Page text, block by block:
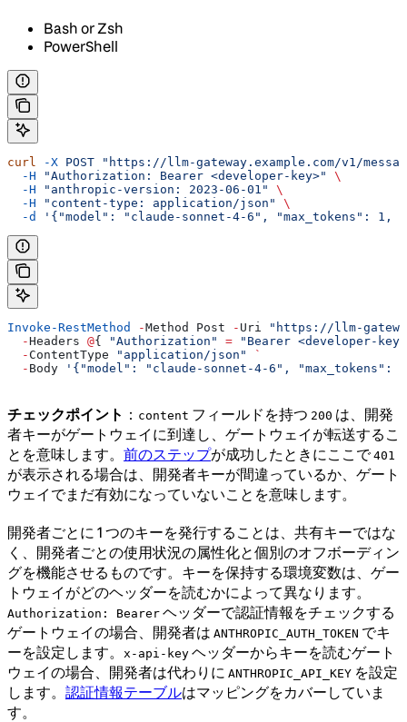
Bash or Zsh
PowerShell
curl -X POST "https://llm-gateway.example.com/v1/
  -H
"Authorization: Bearer <developer-key>"
\
  -H
"anthropic-version: 2023-06-01"
\
  -H
"content-type: application/json"
\
  -d
'{"model": "claude-sonnet-4-6", "max_tokens":
Invoke-RestMethod -Method Post - Uri
"https://llm-
  -
Headers @{ "Authorization" = "Bearer <developer-
  -
ContentType "application/json"
`
  -
Body '{"model": "claude-sonnet-4-6",
チェックポイント ： content フィールドを持つ 200 は、開発
者キーがゲートウェイに到達し、ゲートウェイが転送するこ
とを意味します。 前のステップが成功したときにここで401
が表示される場合は、開発者キーが間違っているか、ゲート
ウェイでまだ有効になっていないことを意味します。
開発者ごとに 1 つのキーを発行することは、共有キーではな
く、開発者ごとの使用状況の属性化と個別のオフボーディン
グを機能させるものです。キーを保持する環境変数は、ゲー
トウェイがどのヘッダーを読むかによって異なります。
Authorization: Bearer ヘッダーで認証情報をチェックする
ゲートウェイの場合、開発者は ANTHROPIC_AUTH_TOKEN でキ
ーを設定します。
x-api-key ヘッダーからキーを読むゲート
ウェイの場合、開発者は代わりに ANTHROPIC_API_KEY を設定
します。 認証情報テーブルはマッピングをカバーしていま
す。